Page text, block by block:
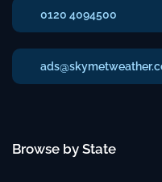
0120 4094500
Browse by State